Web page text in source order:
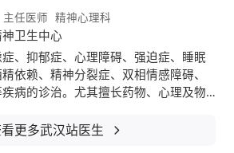
日14:30
省中医院花园山门诊4楼会议
）
杨德群主治医师
,急性肾炎等儿童风湿血液及肾脏疾病
主任医师 精神心理科
卫生中心
、抑郁症、心理障碍、强迫症、睡眠
依赖、精神分裂症、双相情感障碍、
病的诊治。尤其擅长药物、心理及物
更多武汉站医生